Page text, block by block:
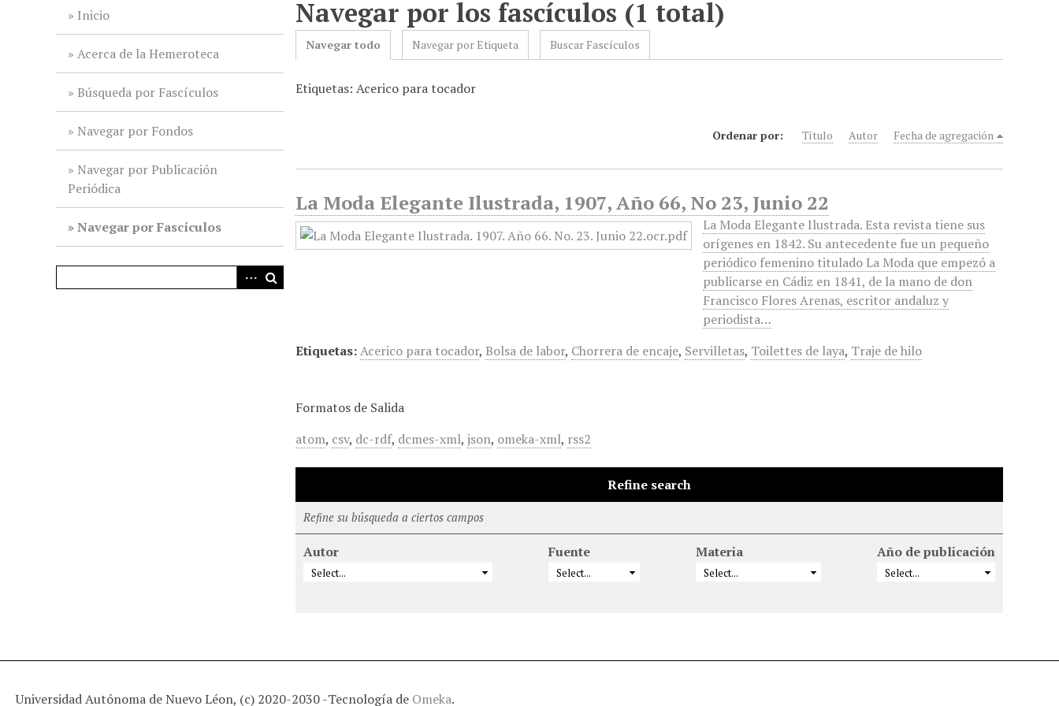
Inicio
Acerca de la Hemeroteca
Búsqueda por Fascículos
Navegar por Fondos
Navegar por Publicación
Periódica
Navegar por Fascículos
Navegar por los fascículos (1 total)
Navegar todo Navegar por Etiqueta Buscar Fascículos
Etiquetas: Acerico para tocador
Ordenar por: Título Autor Fecha de agregación
La Moda Elegante Ilustrada, 1907, Año 66, No 23, Junio 22
La Moda Elegante Ilustrada. Esta revista tiene sus
orígenes en 1842. Su antecedente fue un pequeño
periódico femenino titulado La Moda que empezó a
publicarse en Cádiz en 1841, de la mano de don
Francisco Flores Arenas, escritor andaluz y
periodista…
Etiquetas:Acerico para tocador, Bolsa de labor, Chorrera de encaje, Servilletas, Toilettes de laya, Traje de hilo
Formatos de Salida
atom, csv, dc-rdf, dcmes-xml,json, omeka-xml, rss2
Refine search
Refine su búsqueda a ciertos campos
Autor Fuente Materia Año de publicación
Universidad Autónoma de Nuevo Léon, (c) 2020-2030 -Tecnología de Omeka.